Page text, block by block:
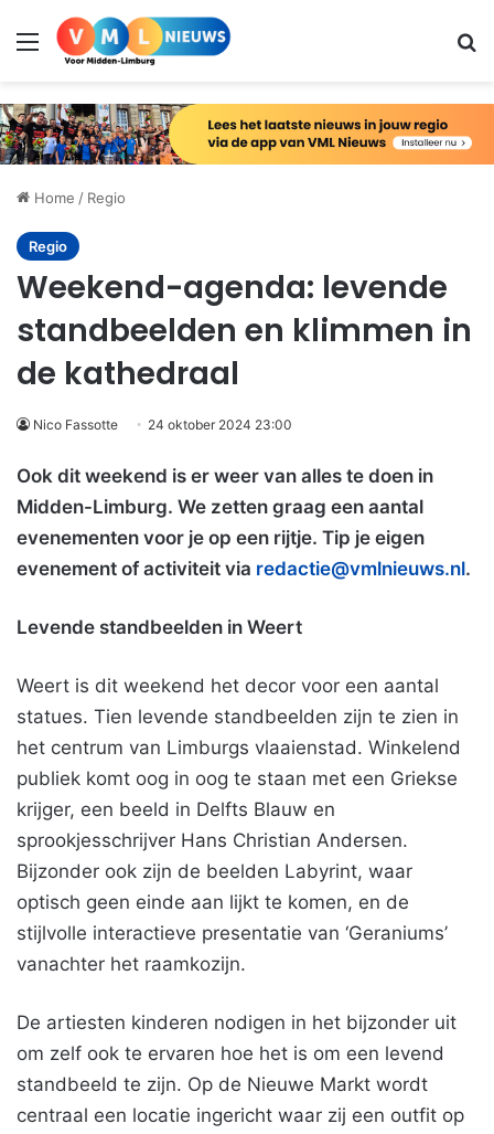
Menu
Home / Regio
Regio
Weekend-agenda: levende
standbeelden en klimmen in
de kathedraal
Nico Fassotte 24 oktober 2024 23:00
Ook dit weekend is er weer van alles te doen in
Midden-Limburg. We zetten graag een aantal
evenementen voor je op een rijtje. Tip je eigen
evenement of activiteit via redactie@vmlnieuws.nl.
Levende standbeelden in Weert
Weert is dit weekend het decor voor een aantal
statues. Tien levende standbeelden zijn te zien in
het centrum van Limburgs vlaaienstad. Winkelend
publiek komt oog in oog te staan met een Griekse
krijger, een beeld in Delfts Blauw en
sprookjesschrijver Hans Christian Andersen.
Bijzonder ook zijn de beelden Labyrint, waar
optisch geen einde aan lijkt te komen, en de
stijlvolle interactieve presentatie van ‘Geraniums’
vanachter het raamkozijn.
De artiesten kinderen nodigen in het bijzonder uit
om zelf ook te ervaren hoe het is om een levend
standbeeld te zijn. Op de Nieuwe Markt wordt
centraal een locatie ingericht waar zij een outfit op